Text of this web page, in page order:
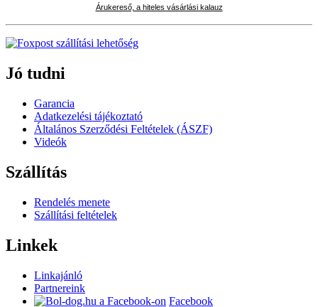
Árukereső, a hiteles vásárlási kalauz
Jó tudni
Garancia
Adatkezelési tájékoztató
Általános Szerződési Feltételek (ÁSZF)
Videók
Szállítás
Rendelés menete
Szállítási feltételek
Linkek
Linkajánló
Partnereink
Facebook